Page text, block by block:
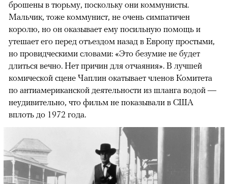
брошены в тюрьму, поскольку они коммунисты.
Мальчик, тоже коммунист, не очень симпатичен
королю, но он оказывает ему посильную помощь и
утешает его перед отъездом назад в Европу простыми,
но провидческими словами: «Это безумие не будет
длиться вечно. Нет причин для отчаяния». В лучшей
комической сцене Чаплин окатывает членов Комитета
по антиамериканской деятельности из шланга водой —
неудивительно, что фильм не показывали в США
вплоть до 1972 года.